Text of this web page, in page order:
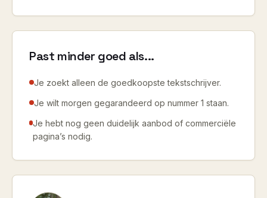
Past minder goed als...
Je zoekt alleen de goedkoopste tekstschrijver.
Je wilt morgen gegarandeerd op nummer 1 staan.
Je hebt nog geen duidelijk aanbod of commerciële
pagina’s nodig.